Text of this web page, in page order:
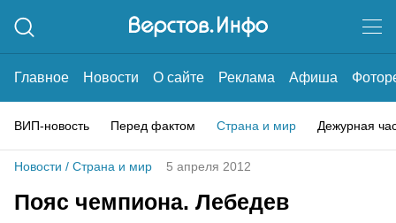
Главное Новости О сайте Реклама Афиша
ВИП-новость Перед фактом Страна и мир Дежурная
Новости / Страна и мир 5 апреля 2012
Пояс чемпиона. Лебедев